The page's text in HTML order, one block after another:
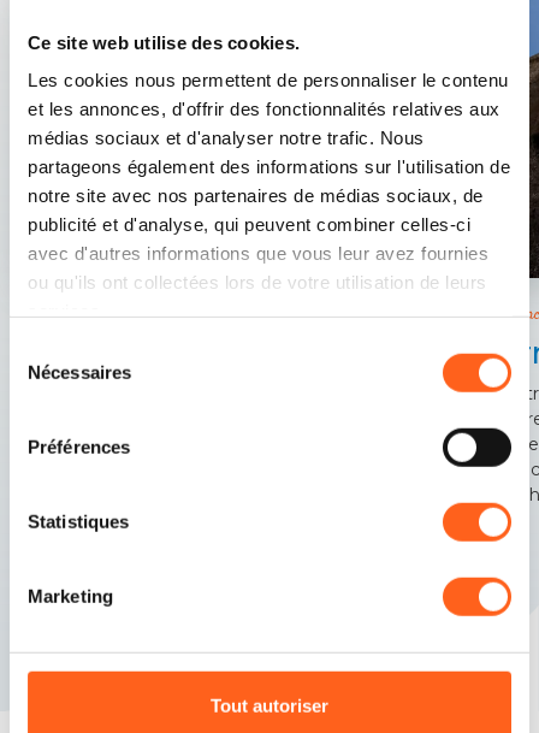
Ce site web utilise des cookies.
Les cookies nous permettent de personnaliser le contenu
et les annonces, d'offrir des fonctionnalités relatives aux
médias sociaux et d'analyser notre trafic. Nous
partageons également des informations sur l'utilisation de
notre site avec nos partenaires de médias sociaux, de
publicité et d'analyse, qui peuvent combiner celles-ci
avec d'autres informations que vous leur avez fournies
ou qu'ils ont collectées lors de votre utilisation de leurs
Nécessaires
Préférences
Statistiques
Marketing
Tout autoriser
L'homme et la nature: une coexistence heureuse
Salines de Trapani et Paceco
pénétrer dans le respect et l’harmonie.
la
et se